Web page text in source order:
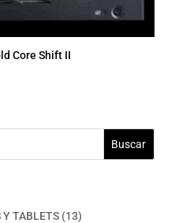
Core Shift II
Buscar
Y TABLETS 1313